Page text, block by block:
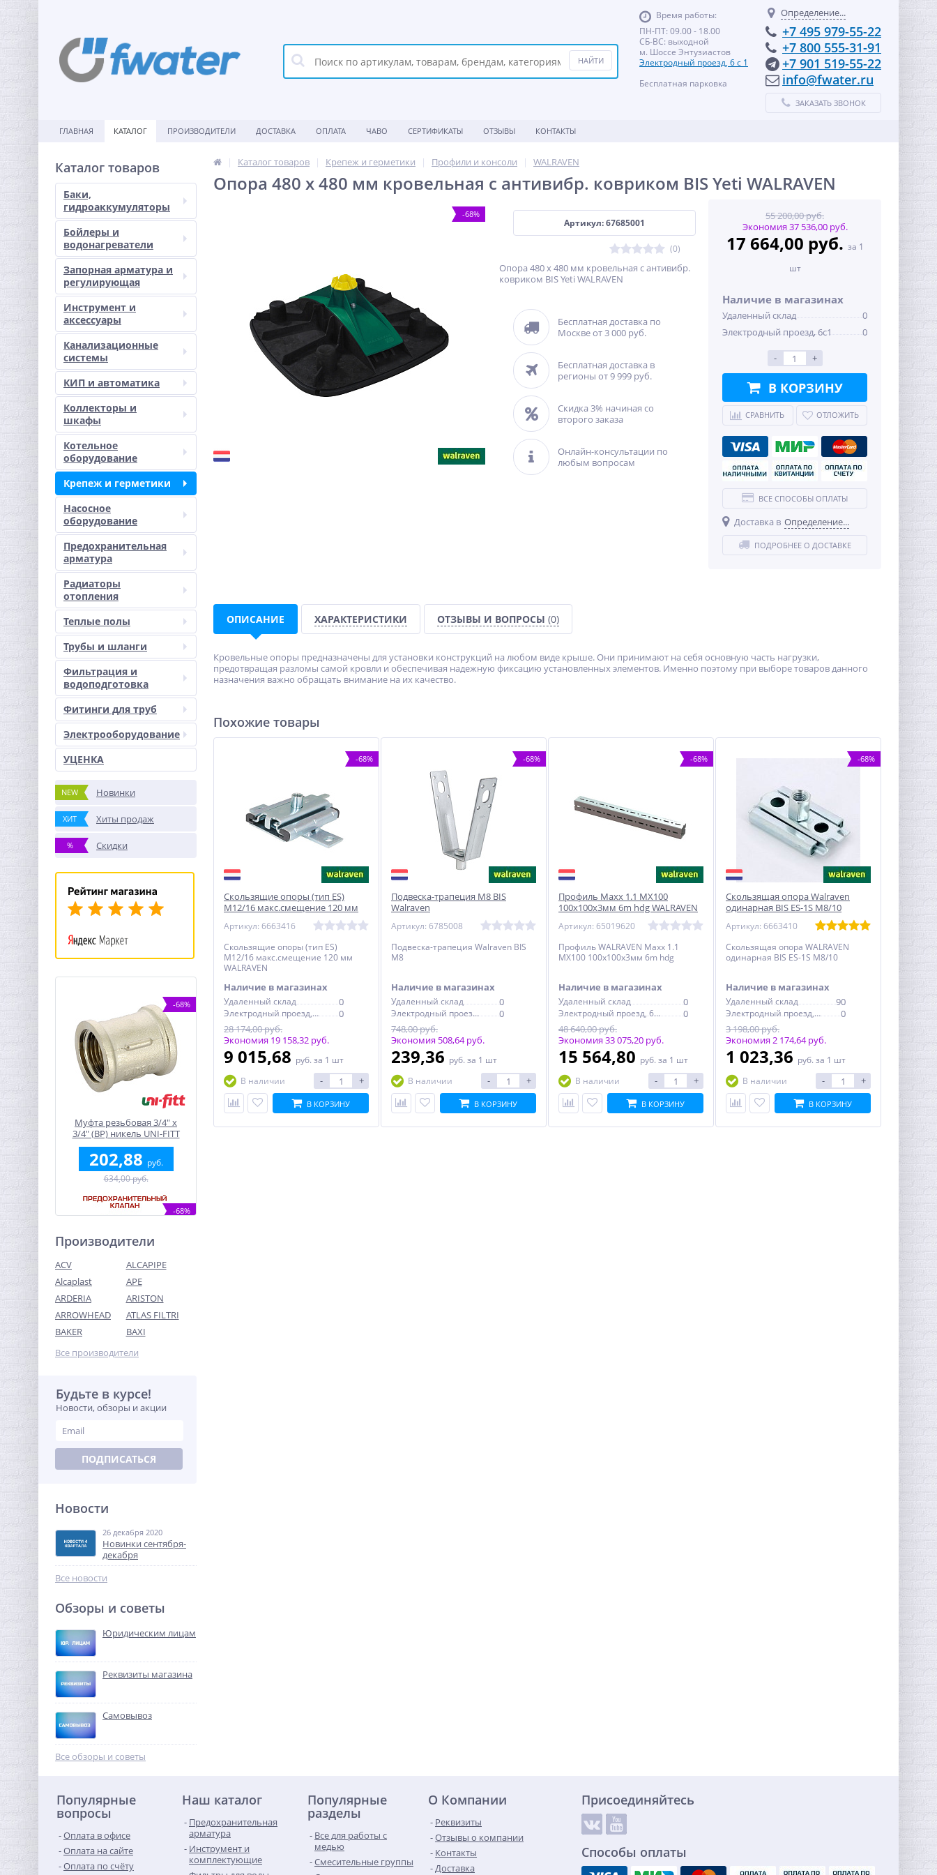
Время работы:
ПН-ПТ: 09.00 - 18.00
СБ-ВС: выходной
м. Шоссе Энтузиастов
Электродный проезд, 6 с 1
Бесплатная парковка
Определение...
+7 495 979-55-22
+7 800 555-31-91
+7 901 519-55-22
info@fwater.ru
ЗАКАЗАТЬ ЗВОНОК
ГЛАВНАЯ КАТАЛОГ ПРОИЗВОДИТЕЛИ ДОСТАВКА ОПЛАТА ЧАВО СЕРТИФИКАТЫ ОТЗЫВЫ КОНТАКТЫ
Каталог товаров
Баки,
гидроаккумуляторы
Бойлеры и
водонагреватели
Запорная арматура и
регулирующая
Инструмент и
аксессуары
Канализационные
системы
КИП и автоматика
Коллекторы и
шкафы
Котельное
оборудование
Крепеж и герметики
Насосное
оборудование
Предохранительная
арматура
Радиаторы
отопления
Теплые полы
Трубы и шланги
Фильтрация и
водоподготовка
Фитинги для труб
Электрооборудование
УЦЕНКА
NEW Новинки
ХИТ Хиты продаж
% Скидки
-68%
Муфта резьбовая 3/4" x
3/4" (ВР) никель UNI-FITT
202,88 руб.
634,00 руб.
-68%
Предохранительный
клапан 3/4х1 ROMMER для
систем водоснабжения 6
451,84
Кран шаровый с
электроприводом Neptun
Profi 12В 1"1/4
10 072,32
Переходник резьбовой
1"1/2 x 1" ВН латунь UNI-
FITT
1 645,00 руб.
-68%
Производители
ACV
ALCAPIPE
Alcaplast
APE
ARDERIA
ARISTON
ARROWHEAD
ATLAS FILTRI
BAKER
BAXI
Все производители
Будьте в курсе!
Новости, обзоры и акции
ПОДПИСАТЬСЯ
Новости
26 декабря 2020
Новинки сентября-
декабря
Все новости
Обзоры и советы
Юридическим лицам
Реквизиты магазина
Самовывоз
Все обзоры и советы
Каталог товаров Крепеж и герметики Профили и консоли WALRAVEN
Опора 480 x 480 мм кровельная с антивибр. ковриком BIS Yeti WALRAVEN
-68%
Артикул: 67685001
(0)
Опора 480 x 480 мм кровельная с антивибр.
ковриком BIS Yeti WALRAVEN
Бесплатная доставка по
Москве от 3 000 руб.
Бесплатная доставка в
регионы от 9 999 руб.
Скидка 3% начиная со
второго заказа
Онлайн-консультации по
любым вопросам
55 200,00 руб.
Экономия 37 536,00 руб.
17 664,00 руб. за 1
шт
Наличие в магазинах
Удаленный склад
0
Электродный проезд, 6с1
0
- +
В КОРЗИНУ
СРАВНИТЬ ОТЛОЖИТЬ
ВСЕ СПОСОБЫ ОПЛАТЫ
Доставка в Определение...
ПОДРОБНЕЕ О ДОСТАВКЕ
ОПИСАНИЕ ХАРАКТЕРИСТИКИ ОТЗЫВЫ И ВОПРОСЫ (0)
Кровельные опоры предназначены для установки конструкций на любом виде крыше. Они принимают на себя основную часть нагрузки,
предотвращая разломы самой кровли и обеспечивая надежную фиксацию установленных элементов. Именно поэтому при выборе товаров данного
назначения важно обращать внимание на их качество.
Похожие товары
-68%
Скользящие опоры (тип ES)
М12/16 макс.смещение 120 мм
Артикул: 6663416
Скользящие опоры (тип ES)
М12/16 макс.смещение 120 мм
WALRAVEN
Наличие в магазинах
Удаленный склад 0
Электродный проезд, 6с1
0
28 174,00 руб.
Экономия 19 158,32 руб.
9 015,68 руб. за 1 шт
В наличии
- +
В КОРЗИНУ
-68%
Подвеска-трапеция M8 BIS
Walraven
Артикул: 6785008
Подвеска-трапеция Walraven BIS
M8
Наличие в магазинах
Удаленный склад 0
Электродный проезд, 6с1
0
748,00 руб.
Экономия 508,64 руб.
239,36 руб. за 1 шт
В наличии
- +
В КОРЗИНУ
-68%
Профиль Maxx 1.1 MX100
100х100х3мм 6m hdg WALRAVEN
Артикул: 65019620
Профиль WALRAVEN Maxx 1.1
MX100 100х100х3мм 6m hdg
Наличие в магазинах
Удаленный склад 0
Электродный проезд, 6с1
0
48 640,00 руб.
Экономия 33 075,20 руб.
15 564,80 руб. за 1 шт
В наличии
- +
В КОРЗИНУ
-68%
Скользящая опора Walraven
одинарная BIS ES-1S M8/10
Артикул: 6663410
Скользящая опора WALRAVEN
одинарная BIS ES-1S M8/10
Наличие в магазинах
Удаленный склад 90
Электродный проезд, 6с1
0
3 198,00 руб.
Экономия 2 174,64 руб.
1 023,36 руб. за 1 шт
В наличии
- +
В КОРЗИНУ
Популярные
вопросы
Оплата в офисе
Оплата на сайте
Оплата по счёту
Наш каталог
Предохранительная
арматура
Инструмент и
комплектующие
Популярные
разделы
Все для работы с
медью
Смесительные группы
О Компании
Реквизиты
Отзывы о компании
Контакты
Доставка
Присоединяйтесь
Способы оплаты